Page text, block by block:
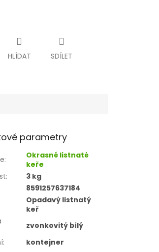
HLÍDAT SDÍLET
parametry
:
Okrasné listnaté
keře
:
3 kg
8591257637184
Opadavý listnatý
keř
zvonkovitý bílý
: kontejner